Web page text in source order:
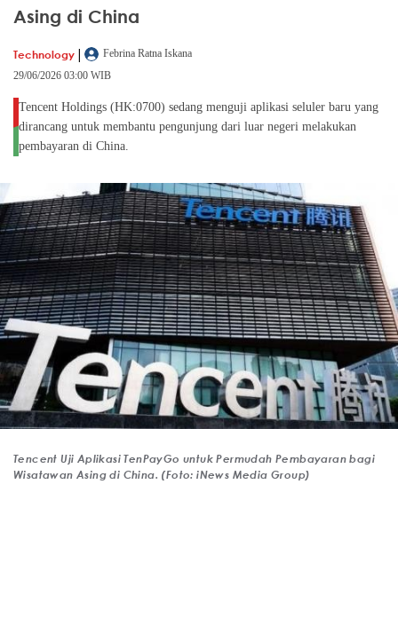
Asing di China
Technology |
Febrina Ratna Iskana
29/06/2026 03:00 WIB
Tencent Holdings (HK:0700) sedang menguji aplikasi seluler baru yang
dirancang untuk membantu pengunjung dari luar negeri melakukan
pembayaran di China.
Tencent Uji Aplikasi TenPayGo untuk Permudah Pembayaran bagi
Wisatawan Asing di China. (Foto: iNews Media Group)